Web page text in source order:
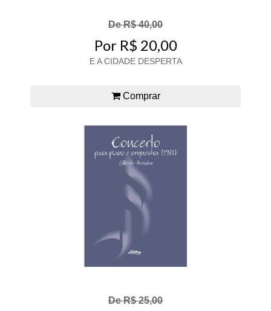
De R$ 40,00
Por R$ 20,00
E A CIDADE DESPERTA
Comprar
De R$ 25,00